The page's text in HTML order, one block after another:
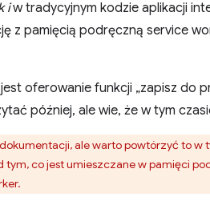
iw tradycyjnym kodzie aplikacji
z pamięcią podręczną service
oferowanie funkcji „zapisz do
później, ale wie, że w tym
ale warto powtórzyć to w
co jest umieszczane w pamięci